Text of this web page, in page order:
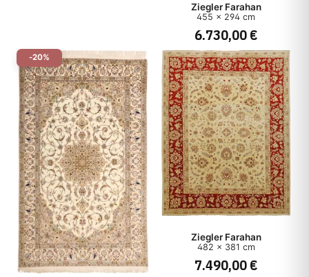
Ziegler Farahan
455 x 294 cm
6.730,00 €
-20%
Ziegler Farahan
482 x 381 cm
7.490,00 €